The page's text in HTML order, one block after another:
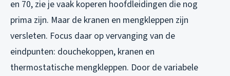
en 70, zie je vaak koperen hoofdleidingen die nog
prima zijn. Maar de kranen en mengkleppen zijn
versleten. Focus daar op vervanging van de
eindpunten: douchekoppen, kranen en
thermostatische mengkleppen. Door de variabele